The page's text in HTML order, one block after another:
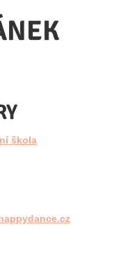
škola